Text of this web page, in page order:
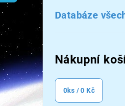
í
p
a
Databáze
Nákupní
0ks /0 Kč